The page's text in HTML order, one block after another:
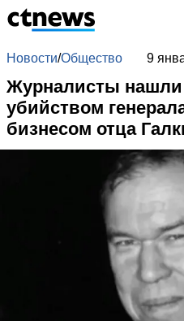
Новости/Общество 9
Журналисты
убийством
бизнесом отца